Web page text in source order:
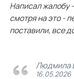
Написал жалобу
смотря на это -
поставили, все
Людмила
16.05.2026